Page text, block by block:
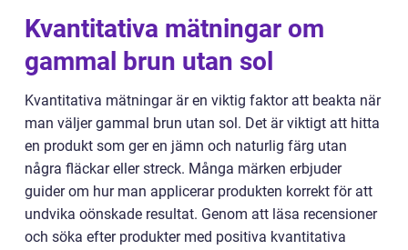
Kvantitativa mätningar om
gammal brun utan sol
Kvantitativa mätningar är en viktig faktor att beakta när
man väljer gammal brun utan sol. Det är viktigt att hitta
en produkt som ger en jämn och naturlig färg utan
några fläckar eller streck. Många märken erbjuder
guider om hur man applicerar produkten korrekt för att
undvika oönskade resultat. Genom att läsa recensioner
och söka efter produkter med positiva kvantitativa